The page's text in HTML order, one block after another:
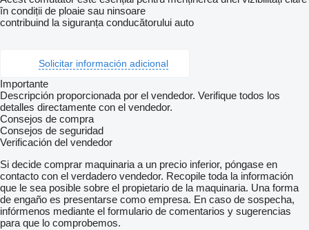
în condiții de ploaie sau ninsoare
contribuind la siguranța conducătorului auto
Solicitar información adicional
Importante
Descripción proporcionada por el vendedor. Verifique todos los
detalles directamente con el vendedor.
Consejos de compra
Consejos de seguridad
Verificación del vendedor
Si decide comprar maquinaria a un precio inferior, póngase en
contacto con el verdadero vendedor. Recopile toda la información
que le sea posible sobre el propietario de la maquinaria. Una forma
de engaño es presentarse como empresa. En caso de sospecha,
infórmenos mediante el formulario de comentarios y sugerencias
para que lo comprobemos.